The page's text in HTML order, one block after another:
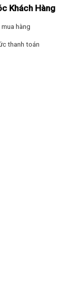
kim loại mỏng
Khách Hàng
hàng
thanh toán